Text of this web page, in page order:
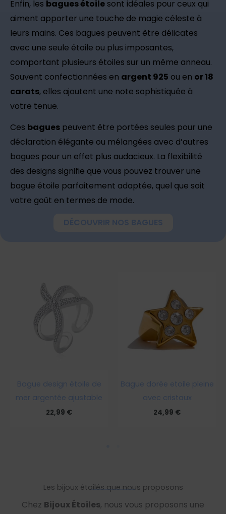
Enfin, les bagues étoile sont idéales pour ceux qui
aiment apporter une touche de magie céleste à
leurs mains. Ces bagues peuvent être délicates
avec une seule étoile ou plus imposantes,
comportant plusieurs étoiles sur un même anneau.
Souvent confectionnées en argent 925 ou en or 18
carats, elles ajoutent une note sophistiquée à
votre tenue.
Ces bagues peuvent être portées seules pour une
déclaration élégante ou mélangées avec d’autres
bagues pour un effet plus audacieux. La flexibilité
des designs signifie que vous pouvez trouver une
bague étoile parfaitement adaptée, quel que soit
votre goût en termes de mode.
DÉCOUVRIR NOS BAGUES
Bague design étoile de
mer argentée ajustable
22,99 €
Bague dorée etoile pleine
avec cristaux
24,99 €
Les bijoux étoilés que nous proposons
Chez Bijoux Étoiles, nous vous proposons une